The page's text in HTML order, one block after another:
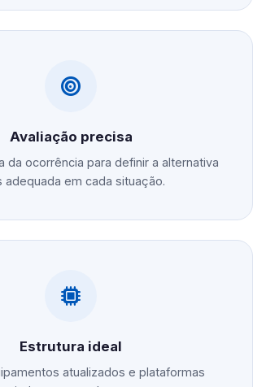
Avaliação precisa
da ocorrência para definir a alternativa
adequada em cada situação.
Estrutura ideal
atualizados e plataformas